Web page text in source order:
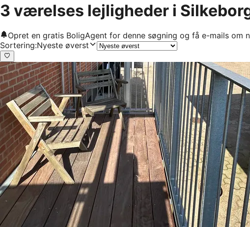
3 værelses lejligheder i
Opret en gratis BoligAgent for denne søgning og få e-mails om
Sortering:Nyeste øverst